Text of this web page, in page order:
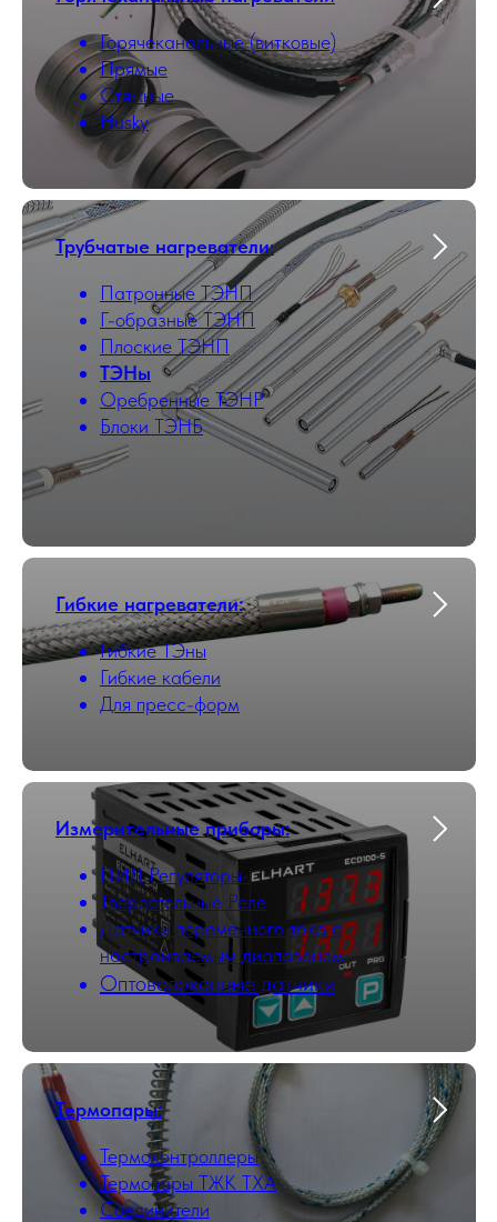
Горячеканальные (витковые)
Прямые
Стяжные
Husky
Трубчатые нагреватели:
Патронные ТЭНП
Г-образные ТЭНП
Плоские ТЭНП
ТЭНы
Оребренные ТЭНР
Блоки ТЭНБ
Гибкие нагреватели:
Гибкие ТЭны
Гибкие кабели
Для пресс-форм
Измерительные приборы:
ПИД Регуляторы-
Твердотельные Реле
Датчики переменного тока с
настраиваемым диапазоном
Оптоволоконные датчики
Термопары:
Термоконтроллеры
Термопары ТЖК ТХА
Соединители